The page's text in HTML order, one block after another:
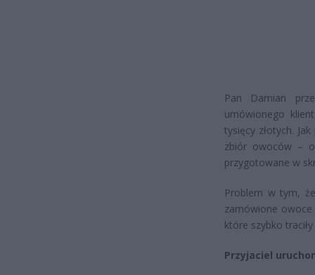
Pan Damian
umówionego
tysięcy złotych.
zbiór owoców –
przygotowane w
Problem w tym,
zamówione owoce
które szybko
Przyjaciel